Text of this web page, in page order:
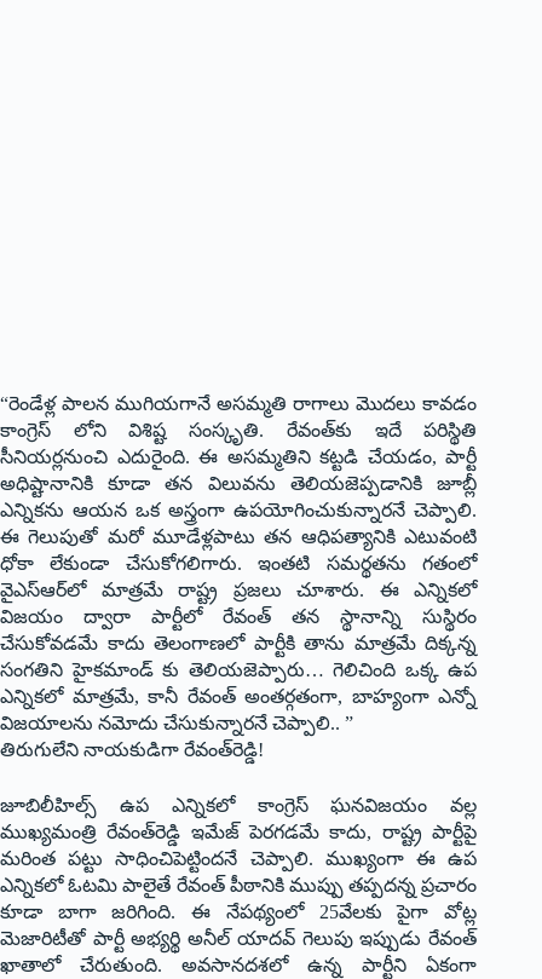
“రెండేళ్ల పాల‌న ముగియ‌గానే అస‌మ్మ‌తి రాగాలు మొద‌లు కావ‌డం
కాంగ్రెస్ లోని విశిష్ట సంస్కృతి. రేవంత్‌కు ఇదే ప‌రిస్థితి
సీనియ‌ర్ల‌నుంచి ఎదురైంది. ఈ అస‌మ్మ‌తిని క‌ట్ట‌డి చేయ‌డం, పార్టీ
అధిష్టానానికి కూడా త‌న విలువ‌ను తెలియ‌జెప్ప‌డానికి జూబ్లీ
ఎన్నిక‌ను ఆయ‌న ఒక అస్త్రంగా ఉప‌యోగించుకున్నార‌నే చెప్పాలి.
ఈ గెలుపుతో మ‌రో మూడేళ్ల‌పాటు త‌న ఆధిప‌త్యానికి ఎటువంటి
ధోకా లేకుండా చేసుకోగ‌లిగారు. ఇంత‌టి స‌మ‌ర్థ‌త‌ను గ‌తంలో
వైఎస్ఆర్‌లో మాత్ర‌మే రాష్ట్ర ప్ర‌జ‌లు చూశారు. ఈ ఎన్నికలో
విజ‌యం ద్వారా పార్టీలో రేవంత్ త‌న స్థానాన్ని సుస్థిరం
చేసుకోవ‌డ‌మే కాదు తెలంగాణ‌లో పార్టీకి తాను మాత్ర‌మే దిక్క‌న్న
సంగ‌తిని హైక‌మాండ్ కు తెలియ‌జెప్పారు… గెలిచింది ఒక్క ఉప
ఎన్నిక‌లో మాత్ర‌మే, కానీ రేవంత్ అంత‌ర్గ‌తంగా, బాహ్యంగా ఎన్నో
విజ‌యాల‌ను న‌మోదు చేసుకున్నార‌నే చెప్పాలి.. ”
తిరుగులేని నాయ‌కుడిగా రేవంత్‌రెడ్డి!
జూబిలీహిల్స్ ఉప ఎన్నిక‌లో కాంగ్రెస్ ఘ‌న‌విజ‌యం వ‌ల్ల
ముఖ్య‌మంత్రి రేవంత్‌రెడ్డి ఇమేజ్ పెర‌గ‌డ‌మే కాదు, రాష్ట్ర పార్టీపై
మ‌రింత ప‌ట్టు సాధించిపెట్టిందనే చెప్పాలి. ముఖ్యంగా ఈ ఉప
ఎన్నిక‌లో ఓటమి పాలైతే రేవంత్ పీఠానికి ముప్పు త‌ప్ప‌ద‌న్న ప్ర‌చారం
కూడా బాగా జ‌రిగింది. ఈ నేప‌థ్యంలో 25వేల‌కు పైగా వోట్ల
మెజారిటీతో పార్టీ అభ్య‌ర్థి అనీల్ యాద‌వ్ గెలుపు ఇప్పుడు రేవంత్
ఖాతాలో చేరుతుంది. అవ‌సాన‌ద‌శ‌లో ఉన్న పార్టీని ఏకంగా